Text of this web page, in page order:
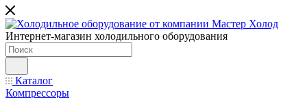
Интернет-магазин холодильного оборудования
Каталог
Компрессоры